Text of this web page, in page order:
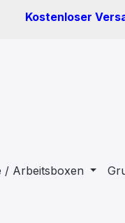
Kostenloser
/ Arbeitsboxen